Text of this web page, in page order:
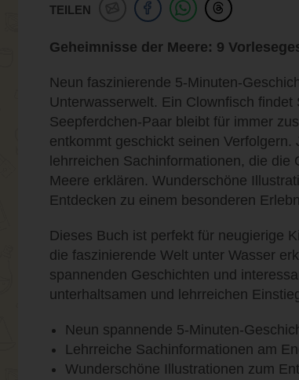
TEILEN
Geheimnisse der Meere: 9
Neun faszinierende 5-Minuten-
Unterwasserwelt. Ein Clownfisch
Seepferdchen-Paar bleibt für immer
entkommt geschickt seinen
lehrreichen Sachinformationen, die die
Meere erklären. Wunderschöne
Entdecken zu einem besonderen
Dieses Buch ist perfekt für neugierige
die faszinierende Welt unter Wasser
spannenden Geschichten und
unterhaltsamen und lehrreichen
Neun spannende 5-Minuten-
Lehrreiche Sachinformationen am
Wunderschöne Illustrationen zum